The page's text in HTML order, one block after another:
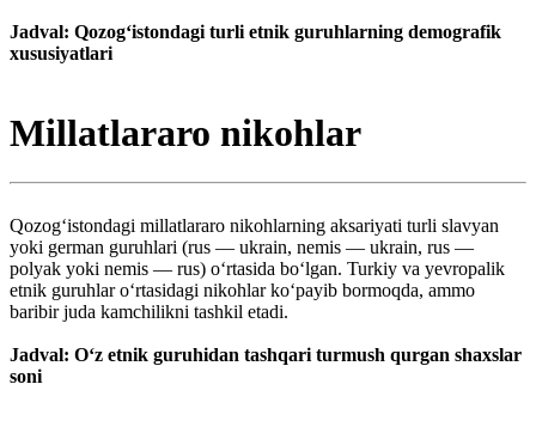
Jadval: Qozogʻistondagi turli etnik guruhlarning demografik
xususiyatlari
Millatlararo nikohlar
Qozogʻistondagi millatlararo nikohlarning aksariyati turli slavyan
yoki german guruhlari (rus — ukrain, nemis — ukrain, rus —
polyak yoki nemis — rus) oʻrtasida boʻlgan. Turkiy va yevropalik
etnik guruhlar oʻrtasidagi nikohlar koʻpayib bormoqda, ammo
baribir juda kamchilikni tashkil etadi.
Jadval: Oʻz etnik guruhidan tashqari turmush qurgan shaxslar
soni